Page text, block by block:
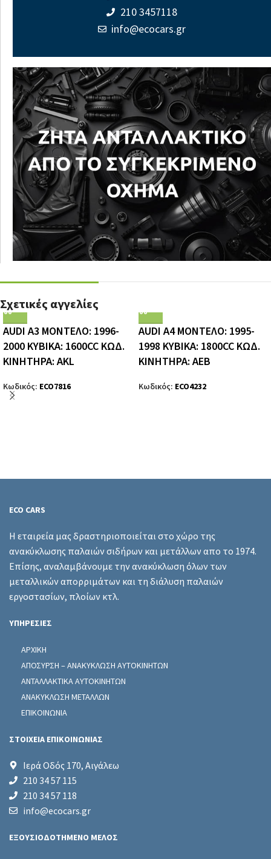
210 3457118
info@ecocars.gr
Σχετικές αγγελίες
AUDI A3 ΜΟΝΤΕΛΟ: 1996-
2000 ΚΥΒΙΚΑ: 1600CC ΚΩΔ.
ΚΙΝΗΤΗΡΑ: AKL
Κωδικός: ECO7816
AUDI A4 ΜΟΝΤΕΛΟ: 1995-
1998 ΚΥΒΙΚΑ: 1800CC ΚΩΔ.
ΚΙΝΗΤΗΡΑ: AEB
Κωδικός: ECO4232
ECO CARS
Η εταιρεία μας δραστηριοποιείται στο χώρο της
ανακύκλωσης παλαιών σιδήρων και μετάλλων απο το 1974.
Επίσης, αναλαμβάνουμε την ανακύκλωση όλων των
μεταλλικών απορριμάτων και τη διάλυση παλαιών
εργοστασίων, πλοίων κτλ.
ΥΠΗΡΕΣΙΕΣ
ΑΡΧΙΚΗ
ΑΠΟΣΥΡΣΗ – ΑΝΑΚΥΚΛΩΣΗ ΑΥΤΟΚΙΝΗΤΩΝ
ΑΝΤΑΛΛΑΚΤΙΚΑ ΑΥΤΟΚΙΝΗΤΩΝ
ΑΝΑΚΥΚΛΩΣΗ ΜΕΤΑΛΛΩΝ
ΕΠΙΚΟΙΝΩΝΙΑ
ΣΤΟΙΧΕΙΑ ΕΠΙΚΟΙΝΩΝΙΑΣ
Ιερά Οδός 170, Αιγάλεω
210 34 57 115
210 34 57 118
info@ecocars.gr
ΕΞΟΥΣΙΟΔΟΤΗΜΕΝΟ ΜΕΛΟΣ